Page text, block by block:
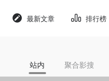
最新文章 排行榜
站内 聚合影搜